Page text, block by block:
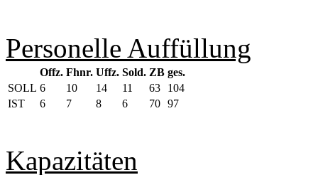
Personelle Auffüllung
Offz. Fhnr. Uffz. Sold. ZB ges.
SOLL 6 10 14 11 63
104
IST
6 7 8 6 70 97
Kapazitäten